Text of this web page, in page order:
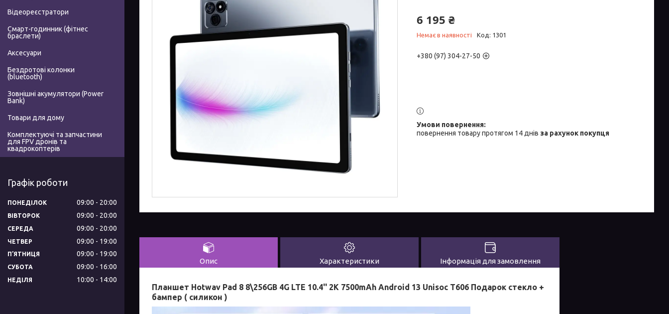
6 195 ₴
Немає в наявності Код: 1301
+380 (97) 304-27-50
повернення товару протягом 14 днів за рахунок покупця
Опис Характеристики Інформація для замовлення
Планшет Hotwav Pad 8 8\256GB 4G LTE 10.4'' 2K 7500mAh Android 13 Unisoc T606 Подарок стекло +
бампер ( силикон )
Відеореєстратори
Смарт-годинник (фітнес
браслети)
Аксесуари
Бездротові колонки
(bluetooth)
Зовнішні акумулятори (Power
Bank)
Товари для дому
Комплектуючі та запчастини
для FPV дронів та
квадрокоптерів
Графік роботи
ПОНЕДІЛОК 09:00 20:00
ВІВТОРОК 09:00 20:00
СЕРЕДА 09:00 20:00
ЧЕТВЕР 09:00 19:00
ПʼЯТНИЦЯ 09:00 19:00
СУБОТА 09:00 16:00
НЕДІЛЯ 10:00 14:00